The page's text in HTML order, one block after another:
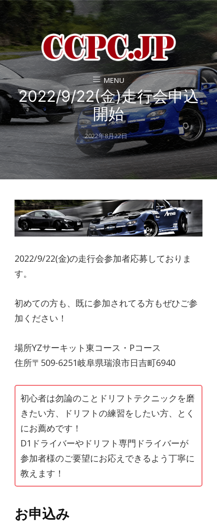
MENU
2022/9/22(金)走行会申込
開始
Posted
on
2022年8月22日
2022/9/22(金)の走行会参加者応募しておりま
す。
初めての方も、既に参加されてる方もぜひご参
加ください！
場所YZサーキット東コース・Pコース
住所〒509-6251岐阜県瑞浪市日吉町6940
初心者は勿論のことドリフトテクニックを磨
きたい方、ドリフトの練習をしたい方、とく
にお薦めです！
D1ドライバーやドリフト専門ドライバーが
参加者様のご要望にお応えできるよう丁寧に
教えます！
お申込み